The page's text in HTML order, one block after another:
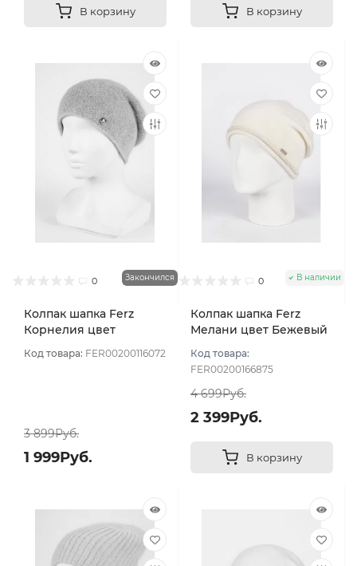
В корзину В корзину
0 Закончился
Колпак шапка Ferz
Корнелия цвет
Код товара: FER00200116072
3 899Руб.
1 999Руб.
0 В наличии
Колпак шапка Ferz
Мелани цвет Бежевый
Код товара:
FER00200166875
4 699Руб.
2 399Руб.
В корзину